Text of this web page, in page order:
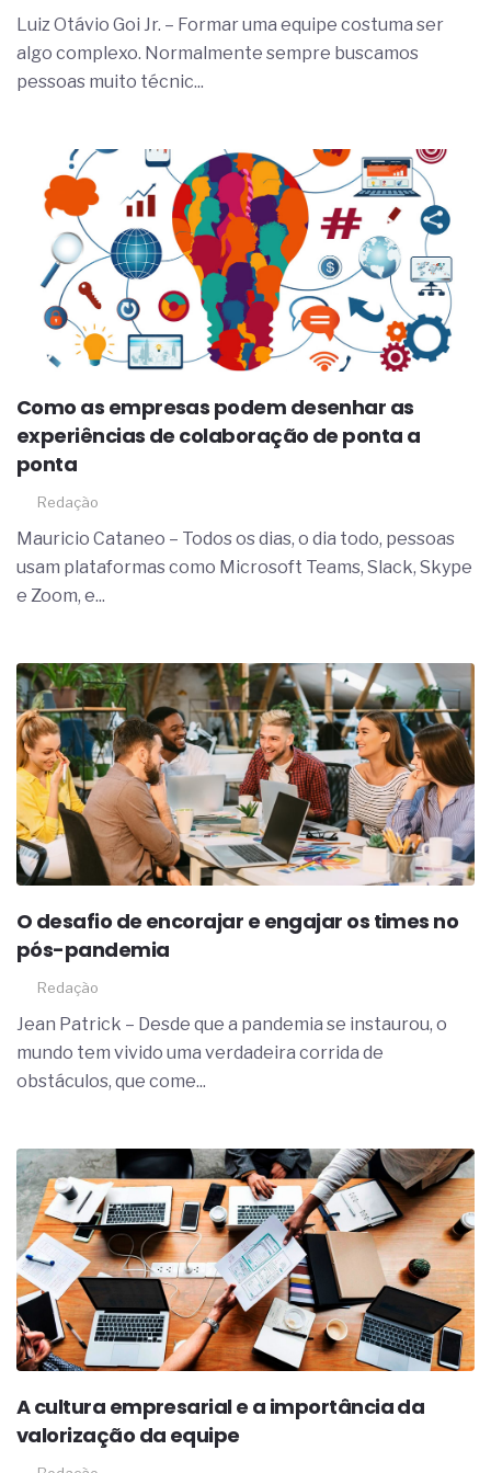
Luiz Otávio Goi Jr. – Formar uma equipe costuma ser
algo complexo. Normalmente sempre buscamos
pessoas muito técnic...
Como as empresas podem desenhar as
experiências de colaboração de ponta a
ponta
Redação
Mauricio Cataneo – Todos os dias, o dia todo, pessoas
usam plataformas como Microsoft Teams, Slack, Skype
e Zoom, e...
O desafio de encorajar e engajar os times no
pós-pandemia
Redação
Jean Patrick – Desde que a pandemia se instaurou, o
mundo tem vivido uma verdadeira corrida de
obstáculos, que come...
A cultura empresarial e a importância da
valorização da equipe